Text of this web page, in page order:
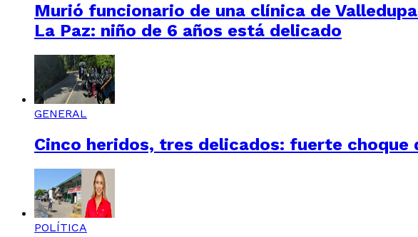
Murió funcionario de una clínica de
La Paz: niño de 6 años está delicado
GENERAL
Cinco heridos, tres delicados: fuerte choque
POLÍTICA